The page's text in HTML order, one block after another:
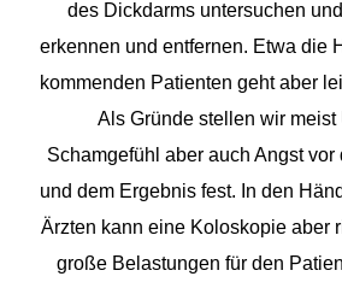
des Dickdarms untersuchen
erkennen und entfernen. Etwa die
kommenden Patienten geht aber
Als Gründe stellen wir meist
Schamgefühl aber auch Angst vor
und dem Ergebnis fest. In den
Ärzten kann eine Koloskopie aber
große Belastungen für den